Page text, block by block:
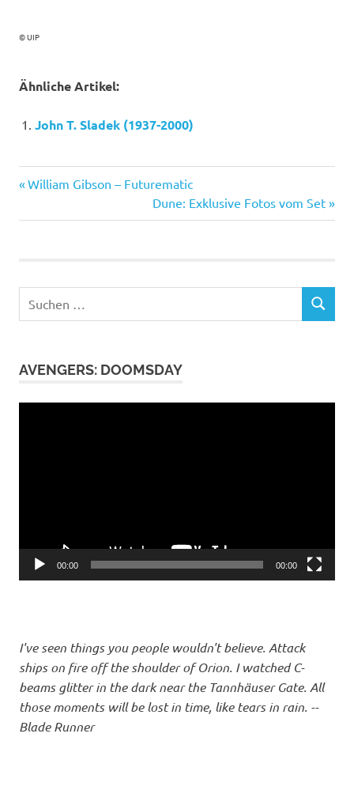
© UIP
Ähnliche Artikel:
John T. Sladek (1937-2000)
Jonez
Beitragsnavigation
Vorheriger
William Gibson – Futurematic
Nächster
Beitrag:
Dune: Exklusive Fotos vom Set
nach:
SUCHEN
AVENGERS: DOOMSDAY
00:00 00:00
I've seen things you people wouldn't believe. Attack
ships on fire off the shoulder of Orion. I watched C-
beams glitter in the dark near the Tannhäuser Gate. All
those moments will be lost in time, like tears in rain. --
Blade Runner